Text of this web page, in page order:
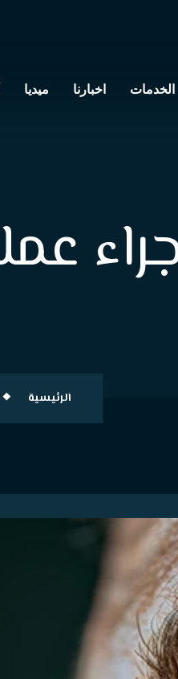
الخدمات اخبارنا ميديا
الرئيسية